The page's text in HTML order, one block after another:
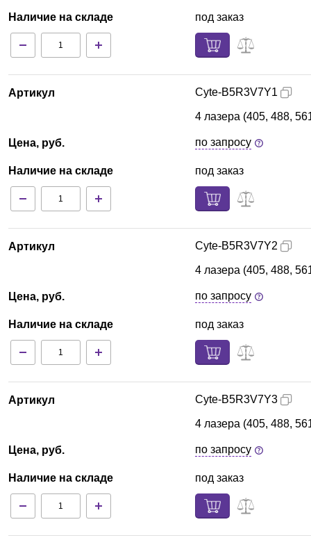
Наличие на складе под заказ
Артикул
Цена, руб.
Наличие на складе
Cyte-B5R3V7Y1
4 лазера (405, 488,
по запросу
под заказ
Артикул
Цена, руб.
Наличие на складе
Cyte-B5R3V7Y2
4 лазера (405, 488,
по запросу
под заказ
Артикул
Цена, руб.
Наличие на складе
Cyte-B5R3V7Y3
4 лазера (405, 488,
по запросу
под заказ